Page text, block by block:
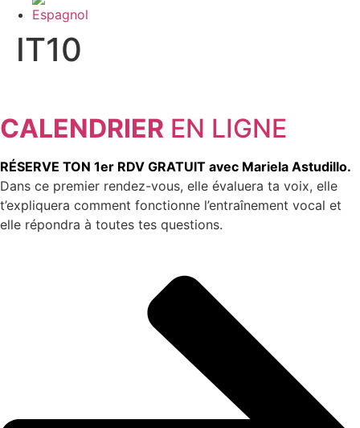
IT10
CALENDRIER EN LIGNE
RÉSERVE TON 1er RDV GRATUIT avec Mariela Astudillo.
Dans ce premier rendez-vous, elle évaluera ta voix, elle
t’expliquera comment fonctionne l’entraînement vocal et
elle répondra à toutes tes questions.